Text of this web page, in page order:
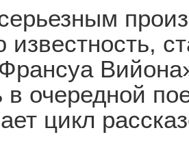
известность,
в очередной
цикл